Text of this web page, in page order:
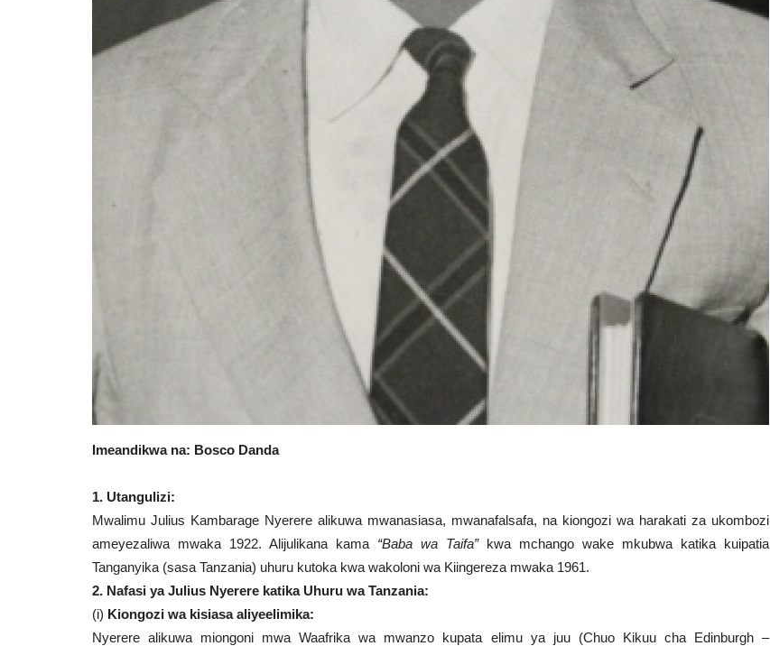
Imeandikwa na: Bosco Danda
1. Utangulizi:
Mwalimu Julius Kambarage Nyerere alikuwa mwanasiasa, mwanafalsafa, na kiongozi wa harakati za ukombozi
ameyezaliwa mwaka 1922. Alijulikana kama “Baba wa Taifa”kwa mchango wake mkubwa katika kuipatia
Tanganyika (sasa Tanzania) uhuru kutoka kwa wakoloni wa Kiingereza mwaka 1961.
2. Nafasi ya Julius Nyerere katika Uhuru wa Tanzania:
(i) Kiongozi wa kisiasa aliyeelimika:
Nyerere alikuwa miongoni mwa Waafrika wa mwanzo kupata elimu ya juu (Chuo Kikuu cha Edinburgh –